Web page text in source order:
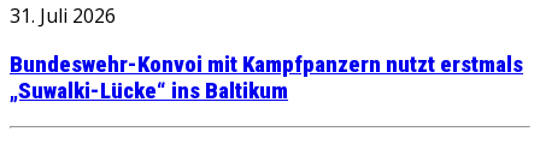
31. Juli 2026
Bundeswehr-Konvoi mit Kampfpanzern nutzt erstmals
„Suwalki-Lücke“ ins Baltikum